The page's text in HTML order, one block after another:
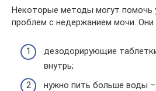
Некоторые методы могут помочь
проблем с недержанием мочи.
дезодорирующие
внутрь;
нужно пить больше воды